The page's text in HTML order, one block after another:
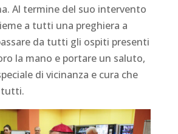
Al termine del suo intervento
a tutti una preghiera a
da tutti gli ospiti presenti
la mano e portare un saluto,
di vicinanza e cura che
tutti.